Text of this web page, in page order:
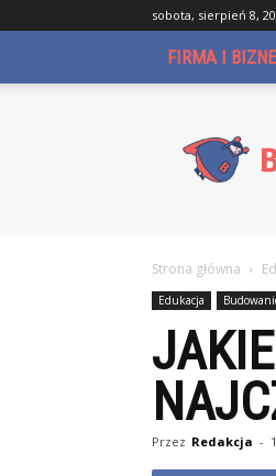
sobota, sierpień 8,
FIRMA I
Strona główna
Edukacja
Przez Redakcja -